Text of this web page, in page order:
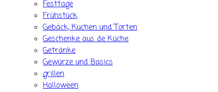
Festtage
Frühstück
Gebäck, Kuchen und Torten
Geschenke aus de Küche
Getränke
Gewürze und Basics
grillen
Halloween